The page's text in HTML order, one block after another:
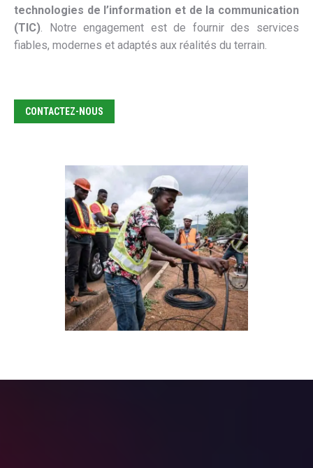
technologies de l’information et de la communication
(TIC). Notre engagement est de fournir des services
fiables, modernes et adaptés aux réalités du terrain.
CONTACTEZ-NOUS